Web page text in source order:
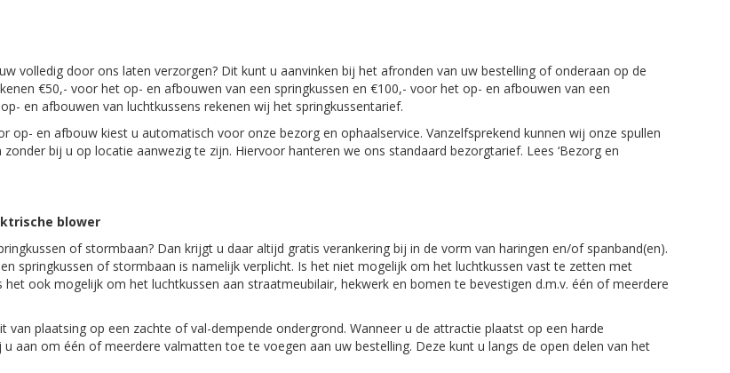
volledig door ons laten verzorgen? Dit kunt u aanvinken bij het afronden van uw bestelling of onderaan op de
€50,- voor het op- en afbouwen van een springkussen en €100,- voor het op- en afbouwen van een
en afbouwen van luchtkussens rekenen wij het springkussentarief.
op- en afbouw kiest u automatisch voor onze bezorg en ophaalservice. Vanzelfsprekend kunnen wij onze spullen
bij u op locatie aanwezig te zijn. Hiervoor hanteren we ons standaard bezorgtarief. Lees ‘Bezorg en
blower
of stormbaan? Dan krijgt u daar altijd gratis verankering bij in de vorm van haringen en/of spanband(en).
springkussen of stormbaan is namelijk verplicht. Is het niet mogelijk om het luchtkussen vast te zetten met
het ook mogelijk om het luchtkussen aan straatmeubilair, hekwerk en bomen te bevestigen d.m.v. één of meerdere
van plaatsing op een zachte of val-dempende ondergrond. Wanneer u de attractie plaatst op een harde
aan om één of meerdere valmatten toe te voegen aan uw bestelling. Deze kunt u langs de open delen van het